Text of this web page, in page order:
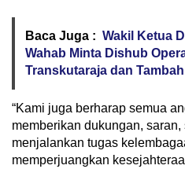
Baca Juga : Wakil Ketua
Wahab Minta Dishub
Transkutaraja dan
“Kami juga berharap semua
memberikan dukungan,
menjalankan tugas
memperjuangkan